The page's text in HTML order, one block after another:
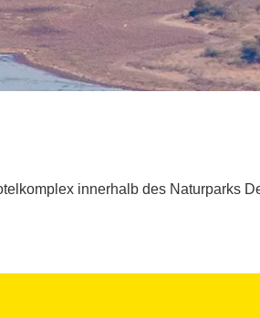
innerhalb des Naturparks